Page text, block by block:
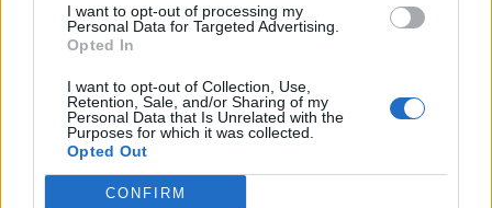
I want to opt-out of processing my
Personal Data for Targeted Advertising.
Opted In
I want to opt-out of Collection, Use,
Retention, Sale, and/or Sharing of my
Personal Data that Is Unrelated with the
Purposes for which it was collected.
Opted Out
CONFIRM
Médiatér
Liget
Krónika
Bihari Napló
Erdélyi Napló